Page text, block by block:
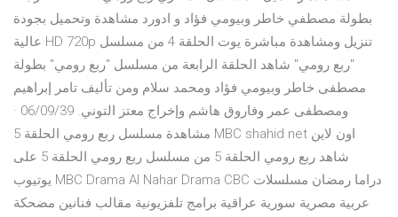
بطولة مصطفي خاطر وبيومي فؤاد و ادورد مشاهدة وتحميل بجودة
عالية HD 720p تنزيل ومشاهدة مباشرة يوت الحلقة 4 من مسلسل
"ربع رومي" شاهد الحلقة الرابعة من مسلسل "ربع رومي" بطولة
مصطفى خاطر وبيومي فؤاد ومحمد سلام ومن تأليف تامر إبراهيم
ومصطفى عمر وفاروق هاشم وإخراج معتز التوني. 06/09/39 ·
مشاهدة مسلسل ربع رومي الحلقة 5 MBC shahid net اون لاين
شاهد ربع رومي الحلقة 5 من مسلسل ربع رومي الحلقة 5 على
يوتيوب MBC Drama Al Nahar Drama CBC دراما رمضان مسلسلات
عربية مصرية سورية عراقية برامج تلفزيونية مقالب فنانين مضحكة